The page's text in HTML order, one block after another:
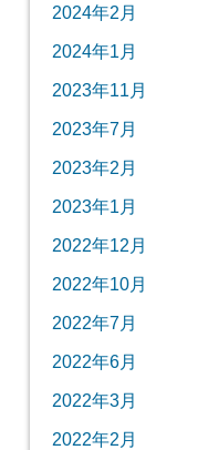
2024年2月
2024年1月
2023年11月
2023年7月
2023年2月
2023年1月
2022年12月
2022年10月
2022年7月
2022年6月
2022年3月
2022年2月